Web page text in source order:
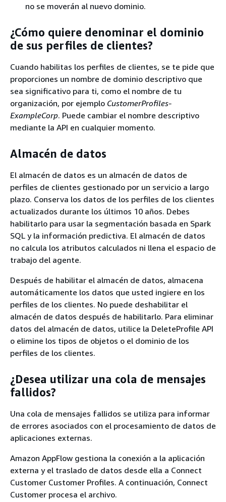
no se moverán al nuevo dominio.
¿Cómo quiere denominar el dominio
de sus perfiles de clientes?
Cuando habilitas los perfiles de clientes, se te pide que
proporciones un nombre de dominio descriptivo que
sea significativo para ti, como el nombre de tu
organización, por ejemplo CustomerProfiles-
ExampleCorp. Puede cambiar el nombre descriptivo
mediante la API en cualquier momento.
Almacén de datos
El almacén de datos es un almacén de datos de
perfiles de clientes gestionado por un servicio a largo
plazo. Conserva los datos de los perfiles de los clientes
actualizados durante los últimos 10 años. Debes
habilitarlo para usar la segmentación basada en Spark
SQL y la información predictiva. El almacén de datos
no calcula los atributos calculados ni llena el espacio de
trabajo del agente.
Después de habilitar el almacén de datos, almacena
automáticamente los datos que usted ingiere en los
perfiles de los clientes. No puede deshabilitar el
almacén de datos después de habilitarlo. Para eliminar
datos del almacén de datos, utilice la DeleteProfile API
o elimine los tipos de objetos o el dominio de los
perfiles de los clientes.
¿Desea utilizar una cola de mensajes
fallidos?
Una cola de mensajes fallidos se utiliza para informar
de errores asociados con el procesamiento de datos de
aplicaciones externas.
Amazon AppFlow gestiona la conexión a la aplicación
externa y el traslado de datos desde ella a Connect
Customer Customer Profiles. A continuación, Connect
Customer procesa el archivo.